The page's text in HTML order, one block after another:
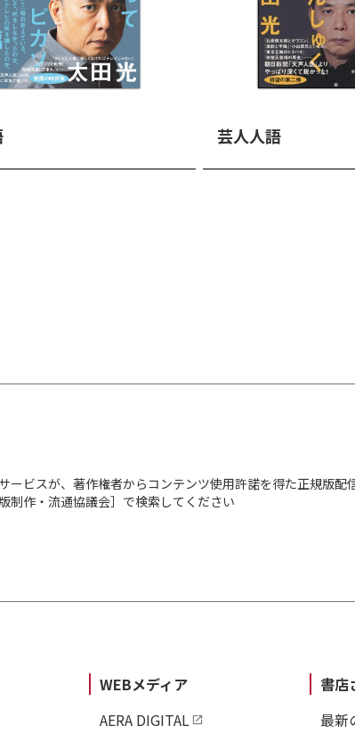
芸人人語
ビスが、著作権者からコンテンツ使用許諾を得た正規版配
制作・流通協議会］で検索してください
WEBメディア
AERA DIGITAL
書店
最新